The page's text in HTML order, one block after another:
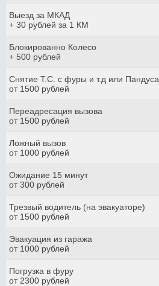
Выезд за МКАД
+ 30 рублей за 1 КМ
Блокированно Колесо
+ 500 рублей
Снятие Т.С. с фуры и т.д или Пандуса
от 1500 рублей
Переадресация вызова
от 1500 рублей
Ложный вызов
от 1000 рублей
Ожидание 15 минут
от 300 рублей
Трезвый водитель (на эвакуаторе)
от 1500 рублей
Эвакуация из гаража
от 1000 рублей
Погрузка в фуру
от 2300 рублей